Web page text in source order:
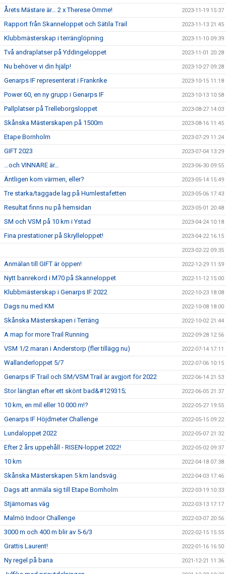
Årets Mästare är… 2 x Therese Omme! 2023-11-19 15:37
Rapport från Skanneloppet och Sätila Trail 2023-11-13 21:45
Klubbmästerskap i terränglöpning 2023-11-10 09:39
Två andraplatser på Yddingeloppet 2023-11-01 20:28
Nu behöver vi din hjälp! 2023-10-27 09:28
Genarps IF representerat i Frankrike 2023-10-15 11:18
Power 60, en ny grupp i Genarps IF 2023-10-13 10:58
Pallplatser på Trelleborgsloppet 2023-08-27 14:03
Skånska Mästerskapen på 1500m 2023-08-16 11:45
Etape Bornholm 2023-07-29 11:24
GIFT 2023 2023-07-04 13:29
…och VINNARE är… 2023-06-30 09:55
Äntligen kom värmen, eller? 2023-05-14 15:49
Tre starka/taggade lag på Humlestafetten 2023-05-06 17:43
Resultat finns nu på hemsidan 2023-05-01 20:48
SM och VSM på 10 km i Ystad 2023-04-24 10:18
Fina prestationer på Skrylleloppet! 2023-04-22 16:15
2023-02-22 09:35
Anmälan till GIFT är öppen! 2022-12-29 11:59
Nytt banrekord i M70 på Skanneloppet 2022-11-12 15:00
Klubbmästerskap i Genarps IF 2022 2022-10-23 18:08
Dags nu med KM 2022-10-08 18:00
Skånska Mästerskapen i Terräng 2022-10-02 21:44
A map for more Trail Running 2022-09-28 12:56
VSM 1/2 maran i Anderstorp (fler tillägg nu) 2022-07-14 17:11
Wallanderloppet 5/7 2022-07-06 10:15
Genarps IF Trail och SM/VSM Trail är avgjort för 2022 2022-06-14 21:53
Stor längtan efter ett skönt bad&#129315; 2022-06-05 21:37
10 km, en mil eller 10 000 m!? 2022-05-27 19:55
Genarps IF Höjdmeter Challenge 2022-05-15 09:22
Lundaloppet 2022 2022-05-07 21:32
Efter 2 års uppehåll - RISEN-loppet 2022! 2022-05-02 09:37
10 km 2022-04-18 07:38
Skånska Mästerskapen 5 km landsväg 2022-04-03 17:46
Dags att anmäla sig till Etape Bornholm 2022-03-19 10:33
Stjärnornas väg 2022-03-13 17:17
Malmö Indoor Challenge 2022-03-07 20:56
3000 m och 400 m blir av 5-6/3 2022-02-15 15:55
Grattis Laurent! 2022-01-16 16:50
Ny regel på bana 2021-12-21 11:36